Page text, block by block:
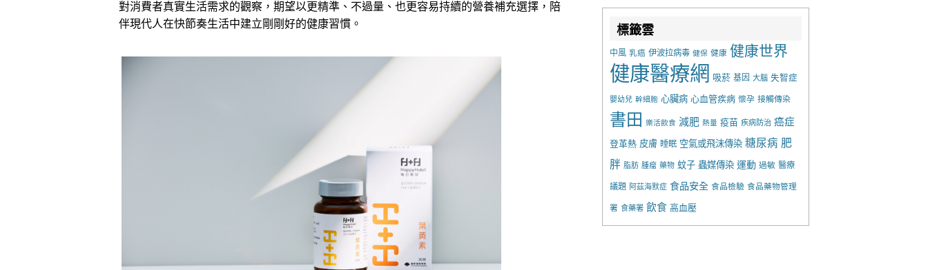
對消費者真實生活需求的觀察，期望以更精準、不過量、也更容易持續的營養補充選擇，陪
伴現代人在快節奏生活中建立剛剛好的健康習慣。
標籤雲
中風 乳癌 伊波拉病毒 健保 健康 健康世界
健康醫療網 吸菸 基因 大腦 失智症
嬰幼兒 幹細胞 心臟病 心血管疾病 懷孕 接觸傳染
書田 樂活飲食 減肥 熱量 疫苗 疾病防治 癌症
登革熱 皮膚 睡眠 空氣或飛沫傳染 糖尿病 肥
胖 脂肪 腫瘤 藥物 蚊子 蟲媒傳染 運動 過敏 醫療
議題 阿茲海默症 食品安全 食品檢驗 食品藥物管理
署 食藥署 飲食 高血壓